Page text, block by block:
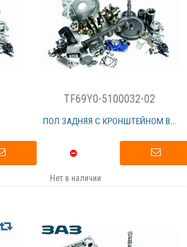
TF69Y0-5100032-02
ПОЛ ЗАДНЯЯ С КРОНШТЕЙНОМ В...
Нет в наличии